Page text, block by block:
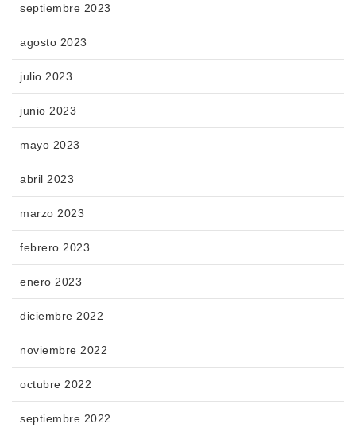
septiembre 2023
agosto 2023
julio 2023
junio 2023
mayo 2023
abril 2023
marzo 2023
febrero 2023
enero 2023
diciembre 2022
noviembre 2022
octubre 2022
septiembre 2022